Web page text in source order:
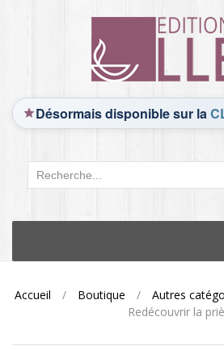
Désormais disponible sur la
content
Accueil / Boutique / Autres
Redécouvrir la